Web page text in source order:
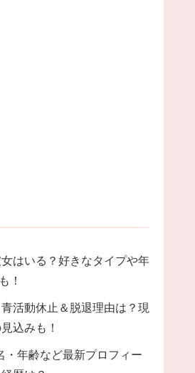
はいる？好きなタイプや年
！
活動休止＆脱退理由は？現
込みも！
・年齢など最新プロフィー